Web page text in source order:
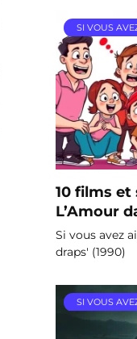
SI VOUS
10 films et
L’Amour
Si vous avez
draps' (1990)
SI VOUS